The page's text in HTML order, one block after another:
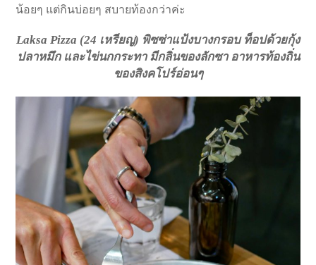
น้อยๆ แต่กินบ่อยๆ สบายท้องกว่าค่ะ
Laksa Pizza (24 เหรียญ) พิซซ่าแป้งบางกรอบ ท็อปด้วยกุ้ง
ปลาหมึก และไข่นกกระทา มีกลิ่นของลักซา อาหารท้องถิ่น
ของสิงคโปร์อ่อนๆ